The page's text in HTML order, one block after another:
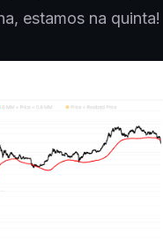
estamos na quinta!